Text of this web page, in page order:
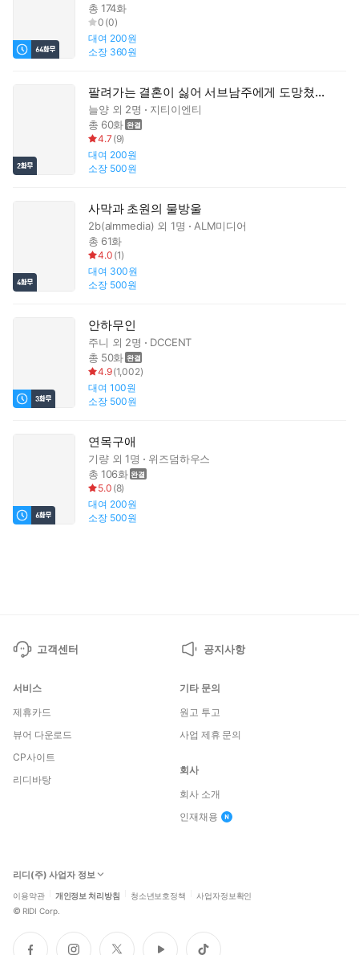
총 174화
0 (0)
대여 200원
소장 360원
팔려가는 결혼이 싫어 서브남주에게 도망쳤는데
늘양외 2명
지티이엔티
총 60화
4.7 (9)
대여 200원
소장 500원
사막과 초원의 물방울
2b(almmedia) 외 1명
ALM미디어
총 61화
4.0 (1)
대여 300원
소장 500원
안하무인
주니 외 2명
DCCENT
총 50화
4.9(1,002)
대여 100원
소장 500원
연목구애
기량외 1명
위즈덤하우스
총 106화
5.0 (8)
대여 200원
소장 500원
고객센터 공지사항
서비스
제휴카드
뷰어 다운로드
CP사이트
리디바탕
기타 문의
원고 투고
사업 제휴 문의
회사
회사 소개
인재채용
리디(주) 사업자 정보
이용약관 개인정보 처리방침 청소년보호정책 사업자정보확인
© RIDI Corp.